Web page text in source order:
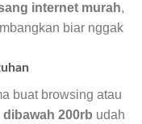
internet murah,
biar nggak
buat browsing atau
200rb udah